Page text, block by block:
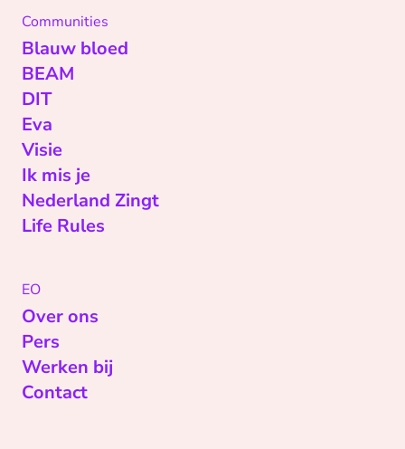
Communities
Blauw bloed
BEAM
DIT
Eva
Visie
Ik mis je
Nederland Zingt
Life Rules
EO
Over ons
Pers
Werken bij
Contact